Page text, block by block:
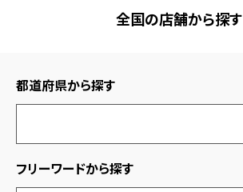
全国の店舗から探す
都道府県から探す
フリーワードから探す